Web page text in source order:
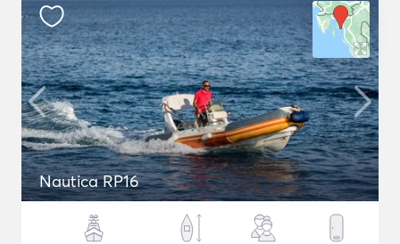
Nautica RP16